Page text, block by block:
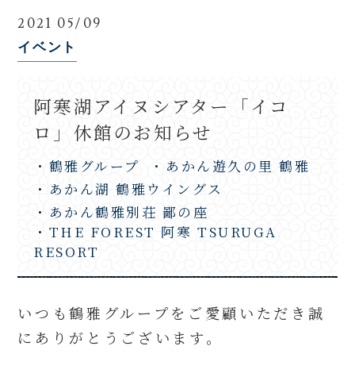
2021 05/09
イベント
阿寒湖アイヌシアター「イコ
ロ」休館のお知らせ
・鶴雅グループ
・あかん遊久の里 鶴雅
・あかん湖 鶴雅ウイングス
・あかん鶴雅別荘 鄙の座
・THE FOREST 阿寒 TSURUGA
RESORT
いつも鶴雅グループをご愛顧いただき誠
にありがとうございます。